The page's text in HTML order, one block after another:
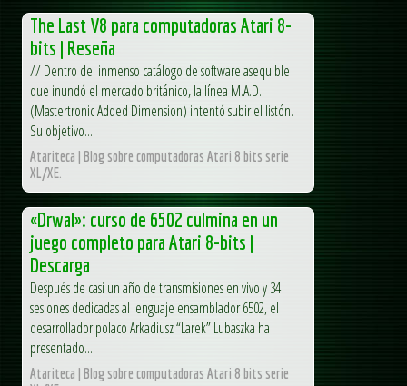
The Last V8 para computadoras Atari 8-
bits | Reseña
// Dentro del inmenso catálogo de software asequible
que inundó el mercado británico, la línea M.A.D.
(Mastertronic Added Dimension) intentó subir el listón.
Su objetivo...
Atariteca | Blog sobre computadoras Atari 8 bits serie
XL/XE.
«Drwal»: curso de 6502 culmina en un
juego completo para Atari 8-bits |
Descarga
Después de casi un año de transmisiones en vivo y 34
sesiones dedicadas al lenguaje ensamblador 6502, el
desarrollador polaco Arkadiusz “Larek” Lubaszka ha
presentado...
Atariteca | Blog sobre computadoras Atari 8 bits serie